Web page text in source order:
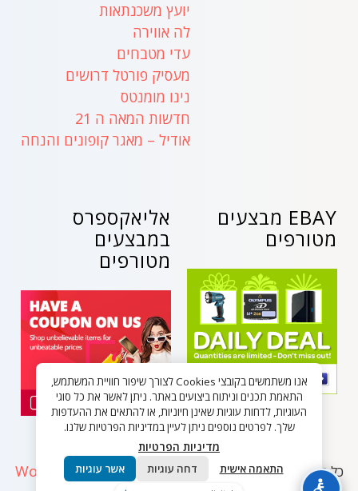
יועץ משכנתאות
לה אווירה
עדי מטבחים
מעסיק פורטל דרושים
נינו מומנטס
חדשות המאה ה 21
אודיל – מאגר קופונים והנחה
אליאקספרס
במבצעים
מטורפים
EBAY מבצעים
מטורפים
כל הזכויות שמורות - בלאק פריידי ישראל 2026
WordPress
אנו משתמשים בקובצי Cookies לצורך שיפור חוויית המשתמש,
התאמת תכנים וניתוח ביצועים באתר. ניתן לאשר את כל סוגי
העוגיות, לדחות עוגיות שאינן חיוניות, או להתאים את ההעדפות
שלך. לפרטים נוספים ניתן לעיין במדיניות הפרטיות שלנו.
מדיניות הפרטיות
התאמה אישית דחה עוגיות אשר עוגיות